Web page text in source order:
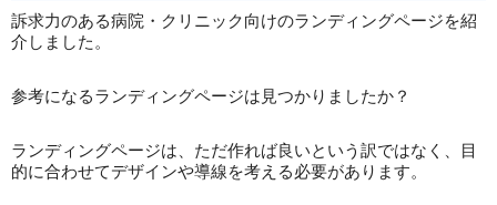
訴求力のある病院・クリニック向けのランディングページを紹
介しました。
参考になるランディングページは見つかりましたか？
ランディングページは、ただ作れば良いという訳ではなく、目
的に合わせてデザインや導線を考える必要があります。